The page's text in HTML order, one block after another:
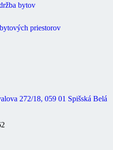
bytov
priestorov
272/18, 059 01 Spišská Belá